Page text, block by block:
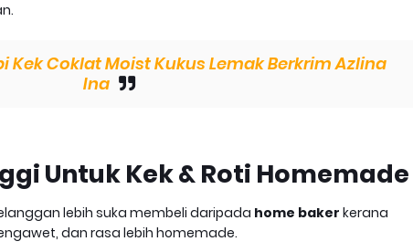
Kek Coklat Moist Kukus Lemak Berkrim Azlina
Ina
Untuk Kek & Roti Homemade
lebih suka membeli daripada home baker kerana
dan rasa lebih homemade.